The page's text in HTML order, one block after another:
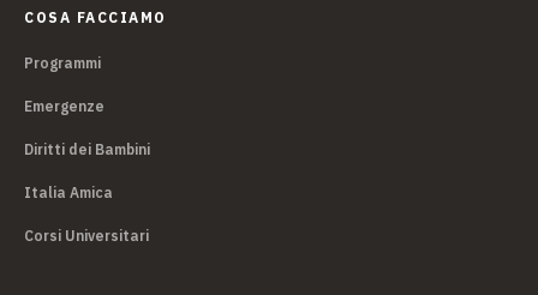
COSA FACCIAMO
Programmi
Emergenze
Diritti dei Bambini
Italia Amica
Corsi Universitari